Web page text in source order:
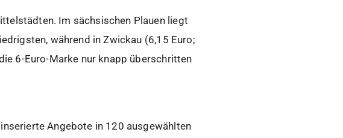
Im sächsischen Plauen liegt
während in Zwickau (6,15 Euro;
6-Euro-Marke nur knapp überschritten
Angebote in 120 ausgewählten